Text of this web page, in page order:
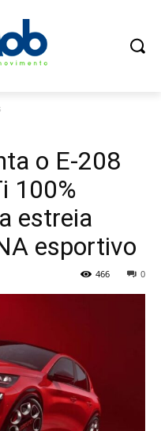
o E-208
100%
estreia
esportivo
0
466